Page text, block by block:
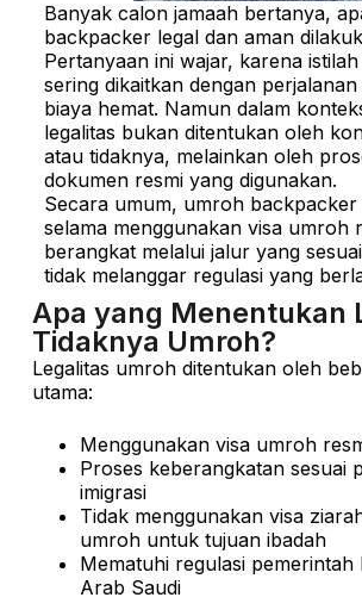
Banyak calon jamaah bertanya,
backpacker legal dan aman
Pertanyaan ini wajar, karena
sering dikaitkan dengan
biaya hemat. Namun dalam
legalitas bukan ditentukan oleh
atau tidaknya, melainkan oleh
dokumen resmi yang digunakan.
Secara umum, umroh backpacker
selama menggunakan visa umroh
berangkat melalui jalur yang
tidak melanggar regulasi yang
Apa yang Menentukan
Tidaknya Umroh?
Legalitas umroh ditentukan oleh
utama:
Menggunakan visa umroh
Proses keberangkatan sesuai
imigrasi
Tidak menggunakan visa
umroh untuk tujuan ibadah
Mematuhi regulasi pemerintah
Arab Saudi